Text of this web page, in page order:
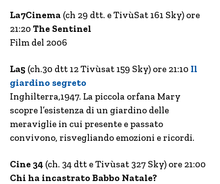
La7Cinema (ch 29 dtt. e TivùSat 161 Sky) ore
21:20 The Sentinel
Film del 2006
La5 (ch.30 dtt 12 Tivùsat 159 Sky) ore 21:10 Il
giardino segreto
Inghilterra,1947. La piccola orfana Mary
scopre l’esistenza di un giardino delle
meraviglie in cui presente e passato
convivono, risvegliando emozioni e ricordi.
Cine 34 (ch. 34 dtt e Tivùsat 327 Sky) ore 21:00
Chi ha incastrato Babbo Natale?